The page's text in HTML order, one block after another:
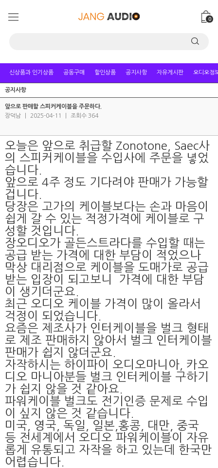
0
신상품과 인기상품 공동구매 할인상품 공지사항 자유게시판 오디오정
공지사항
앞으로 판매할 스피커케이블을 주문하다.
장덕남
2025-04-11 조회수 364
오늘은 앞으로 취급할 Zonotone, Saec사
의 스피커케이블을 수입사에 주문을 녛었
습니다.
앞으로 4주 정도 기다려야 판매가 가능할
겁니다.
당장은 고가의 케이블보다는 손과 마음이
쉽게 갈 수 있는 적정가격에 케이블로 구
성할 것입니다.
장오디오가 골든스트라다를 수입할 때는
공급 받는 가격에 대한 부담이 적었으나
막상 대리점으로 케이블을 도매가로 공급
받는 입장이 되고보니 가격에 대한 부담
이 생기더군요.
최근 오디오 케이블 가격이 많이 올라서
걱정이 되었습니다.
요즘은 제조사가 인터케이블을 벌크 형태
로 제조 판매하지 않아서 벌크 인터케이블
판매가 쉽지 않더군요.
자작하시는 하이파이 오디오마니아, 카오
디오 마니아분들 벌크 인터케이블 구하기
가 쉽지 않을 것 같아요.
파워케이블 벌크도 전기인증 문제로 수입
이 싶지 않은 것 같습니다.
미국, 영국, 독일, 일본,홍콩, 대만, 중국
등 전세계에서 오디오 파워케이블이 자유
롭게 유통되고 자작을 하고 있는데 한국만
어렵습니다.